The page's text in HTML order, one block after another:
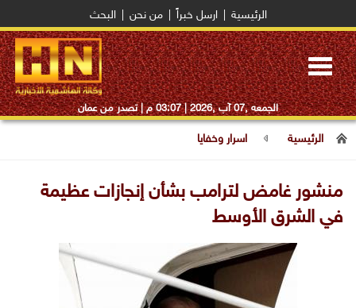
الرئيسية ارسل خبراً من نحن البحث
Toggle
navigation
الجمعه ,07 آب ,2026 | 03:07 م | تصدر من عمان
الرئيسية اسرار وخفايا
منشور غامض لترامب بشأن إنجازات عظيمة
في الشرق الأوسط